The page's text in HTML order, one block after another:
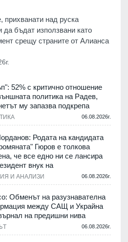
прихванати над руска
да бъдат използвани като
срещу страните от Алианса
52% с критично отношение
политика на Радев,
му запазва подкрепа
06.08.2026г.
Родата на кандидата
Гюров е толкова
че все едно ни се лансира
внук на
И АНАЛИЗИ 06.08.2026г.
Обменът на разузнавателна
между САЩ и Украйна
на предишни нива
06.08.2026г.